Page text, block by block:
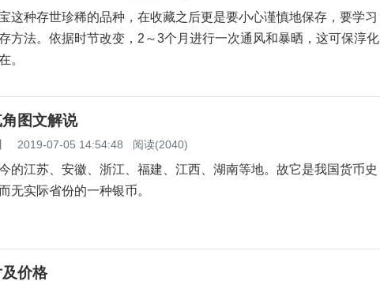
这种存世珍稀的品种，在收藏之后更是要小心谨慎地保存，要学习
方法。依据时节改变，2～3个月进行一次通风和暴晒，这可保淳化
。
图文解说
2019-07-05 14:54:48 阅读(2040)
的江苏、安徽、浙江、福建、江西、湖南等地。故它是我国货币史
无实际省份的一种银币。
价格